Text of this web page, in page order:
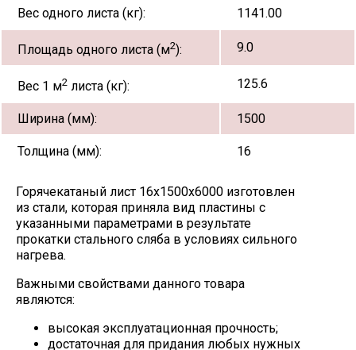
Вес одного листа (кг): 1141.00
Площадь одного листа (м2): 9.0
Вес 1 м2 листа (кг): 125.6
Ширина (мм): 1500
Толщина (мм): 16
Горячекатаный лист 16х1500х6000 изготовлен
из стали, которая приняла вид пластины с
указанными параметрами в результате
прокатки стального сляба в условиях сильного
нагрева.
Важными свойствами данного товара
являются:
высокая эксплуатационная прочность;
достаточная для придания любых нужных